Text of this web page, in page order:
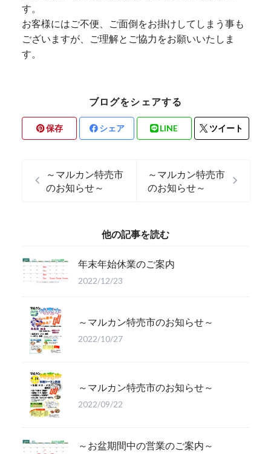
す。
お客様にはご不便、ご面倒をお掛けしてしまう事も
ございますが、ご理解とご協力をお願いいたしま
す。
ブログをシェアする
保存 シェア LINE ツイート
～マルカン特売市
のお知らせ～
～マルカン特売市
のお知らせ～
他の記事を読む
年末年始休業のご案内
2022/12/23
～マルカン特売市のお知らせ～
2022/10/27
～マルカン特売市のお知らせ～
2022/09/22
～お盆期間中の営業のご案内～